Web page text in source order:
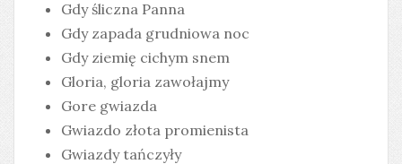
Gdy śliczna Panna
Gdy zapada grudniowa noc
Gdy ziemię cichym snem
Gloria, gloria zawołajmy
Gore gwiazda
Gwiazdo złota promienista
Gwiazdy tańczyły